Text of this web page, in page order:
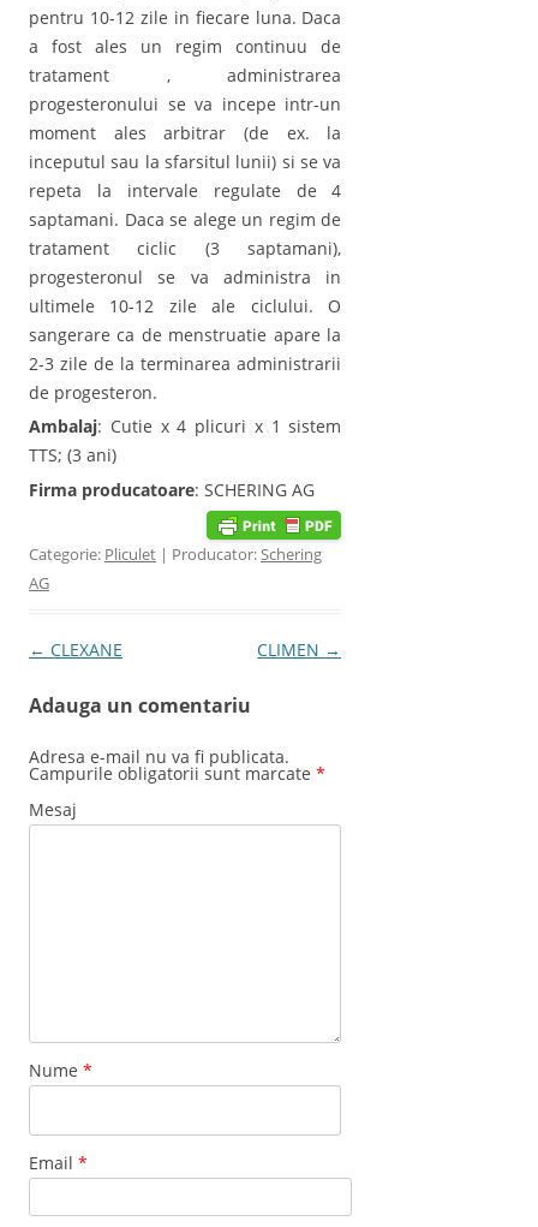
pentru 10-12 zile in fiecare luna. Daca
a fost ales un regim continuu de
tratament , administrarea
progesteronului se va incepe intr-un
moment ales arbitrar (de ex. la
inceputul sau la sfarsitul lunii) si se va
repeta la intervale regulate de 4
saptamani. Daca se alege un regim de
tratament ciclic (3 saptamani),
progesteronul se va administra in
ultimele 10-12 zile ale ciclului. O
sangerare ca de menstruatie apare la
2-3 zile de la terminarea administrarii
de progesteron.
Ambalaj: Cutie x 4 plicuri x 1 sistem
TTS; (3 ani)
Firma producatoare: SCHERING AG
Categorie: Pliculet | Producator:Schering
AG
Post navigation
← CLEXANE CLIMEN →
Adauga un comentariu
Adresa e-mail nu va fi publicata.
Campurile obligatorii sunt marcate *
Mesaj
Nume *
Email *